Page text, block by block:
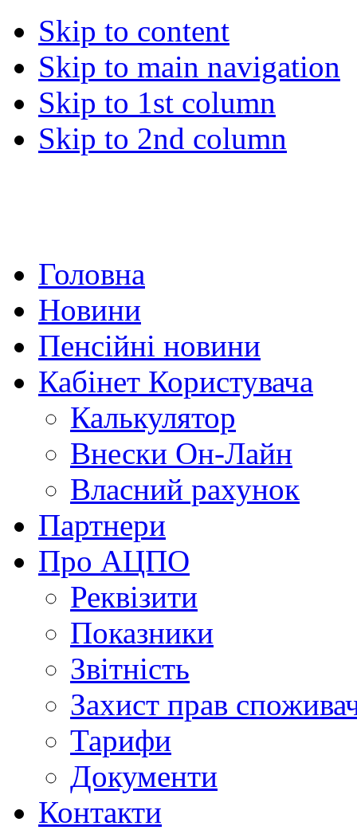
Skip to content
Skip to main navigation
Skip to 1st column
Skip to 2nd column
Головна
Новини
Пенсійні новини
Кабінет Користувача
Калькулятор
Внески Он-Лайн
Власний рахунок
Партнери
Про АЦПО
Реквізити
Показники
Звітність
Захист прав
Тарифи
Документи
Контакти